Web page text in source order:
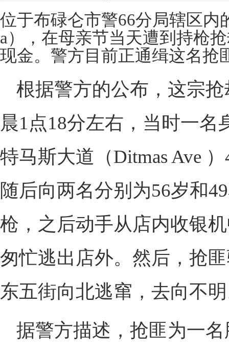
位于布碌仑市警66分局辖区内
a），在母亲节当天遭到持枪
现金。警方目前正通缉这名抢
根据警方的公布，这宗
晨1点18分左右，当时一
特马斯大道（Ditmas Ave
随后向两名分别为56岁和
枪，之后动手从店内收银
匆忙逃出店外。然后，抢
东五街向北逃窜，去向不
据警方描述，抢匪为一